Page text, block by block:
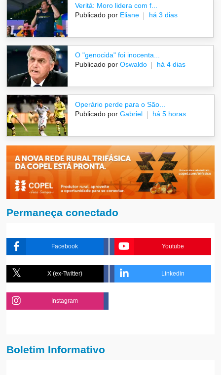
Veritá: Moro lidera com f...
Publicado por Eliane há 3 dias
O "genocida" foi inocenta...
Publicado por Oswaldo há 4 dias
Operário perde para o São...
Publicado por Gabriel há 5 horas
Permaneça conectado
Facebook Youtube
X (ex-Twitter) Linkedin
Instagram
Boletim Informativo